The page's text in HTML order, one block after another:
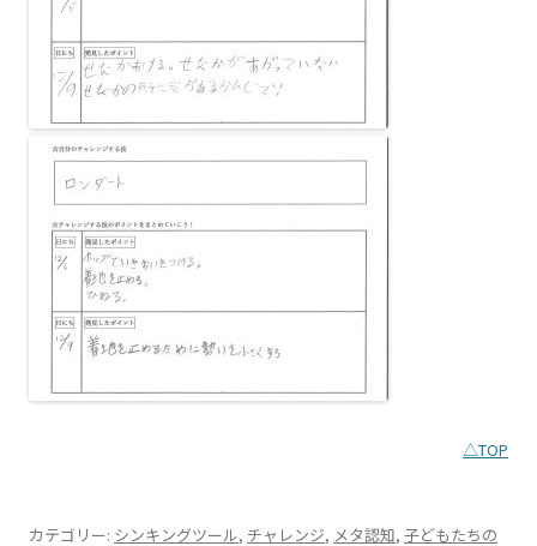
△TOP
カテゴリー: シンキングツール, チャレンジ, メタ認知, 子どもたちの